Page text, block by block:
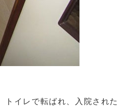
イレで転ばれ、入院され